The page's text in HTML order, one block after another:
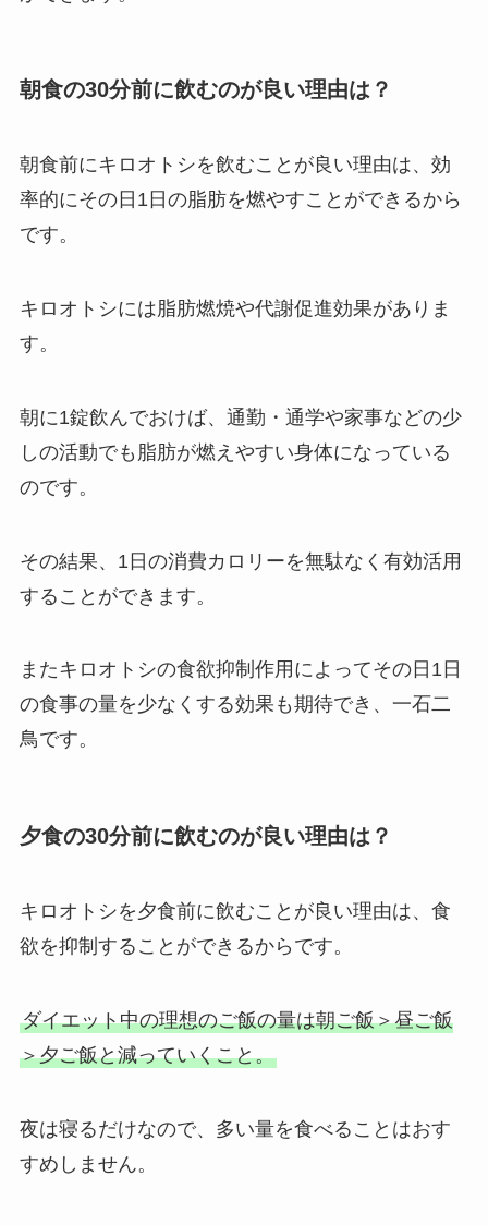
朝食の30分前に飲むのが良い理由は？
朝食前にキロオトシを飲むことが良い理由は、効
率的にその日1日の脂肪を燃やすことができるから
です。
キロオトシには脂肪燃焼や代謝促進効果がありま
す。
朝に1錠飲んでおけば、通勤・通学や家事などの少
しの活動でも脂肪が燃えやすい身体になっている
のです。
その結果、1日の消費カロリーを無駄なく有効活用
することができます。
またキロオトシの食欲抑制作用によってその日1日
の食事の量を少なくする効果も期待でき、一石二
鳥です。
夕食の30分前に飲むのが良い理由は？
キロオトシを夕食前に飲むことが良い理由は、食
欲を抑制することができるからです。
ダイエット中の理想のご飯の量は朝ご飯＞昼ご飯
＞夕ご飯と減っていくこと。
夜は寝るだけなので、多い量を食べることはおす
すめしません。